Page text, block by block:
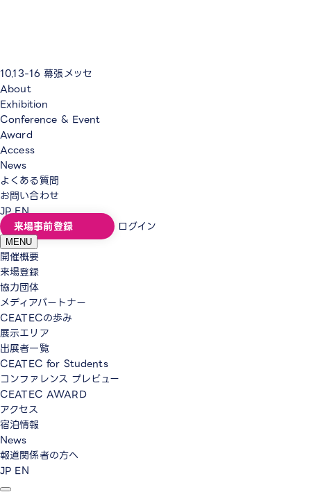
10.13-16 幕張メッセ
About
Exhibition
Conference & Event
Award
Access
News
よくある質問
お問い合わせ
JP EN
来場事前登録
ログイン
MENU
開催概要
来場登録
協力団体
メディアパートナー
CEATECの歩み
展示エリア
出展者一覧
CEATEC for Students
コンファレンス プレビュー
CEATEC AWARD
アクセス
宿泊情報
News
報道関係者の方へ
JP EN